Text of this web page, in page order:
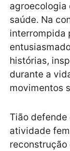
agroecologia
saúde. Na
interrompida
histórias,
durante a
movimentos
Tião
atividade